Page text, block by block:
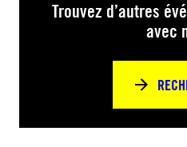
Trouvez d’autres
avec